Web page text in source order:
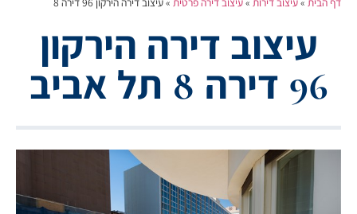
עיצוב דירה הירקון
96 דירה 8 תל אביב